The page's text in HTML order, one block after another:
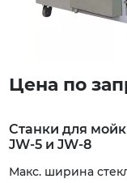
Цена по
Станки для
JW-5 и JW-8
Макс. ширина